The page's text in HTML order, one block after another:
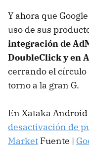
Y ahora que
uso de sus
integración de
DoubleClick y en
cerrando el
torno a la gran G.
En Xataka Android
desactivación de
Market Fuente |